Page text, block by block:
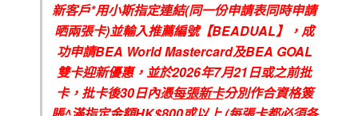
新客戶*用小斯指定連結(同一份申請表同時申請
晒兩張卡)並輸入推薦編號【BEADUAL】，成
功申請BEA World Mastercard及BEA GOAL
雙卡迎新優惠，並於2026年7月21日或之前批
卡，批卡後30日內憑每張新卡分別作合資格簽